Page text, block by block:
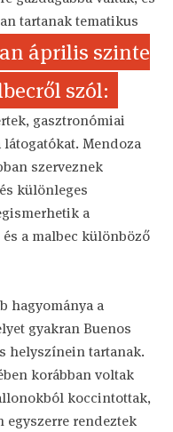
tartanak tematikus
április szinte
szól:
gasztronómiai
Mendoza
szerveznek
különleges
a
a malbec különböző
hagyománya a
gyakran Buenos
helyszínein tartanak.
korábban voltak
koccintottak,
egyszerre rendeztek